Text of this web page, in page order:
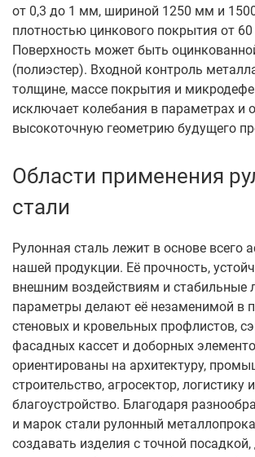
от 0,3 до 1 мм, шириной 1250 мм и
плотностью цинкового покрытия от
Поверхность может быть
(полиэстер). Входной контроль
толщине, массе покрытия и
исключает колебания в параметрах и
высокоточную геометрию будущего
Области применения
стали
Рулонная сталь лежит в основе всего
нашей продукции. Её прочность,
внешним воздействиям и стабильные
параметры делают её незаменимой в
стеновых и кровельных профлистов,
фасадных кассет и доборных
ориентированы на архитектуру,
строительство, агросектор, логистику и
благоустройство. Благодаря
и марок стали рулонный
создавать изделия с точной